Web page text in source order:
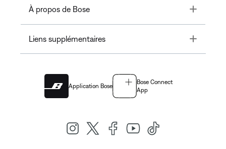
À propos de Bose Toggle
Liens supplémentaires Toggle
Application Bose
Bose Connect
App